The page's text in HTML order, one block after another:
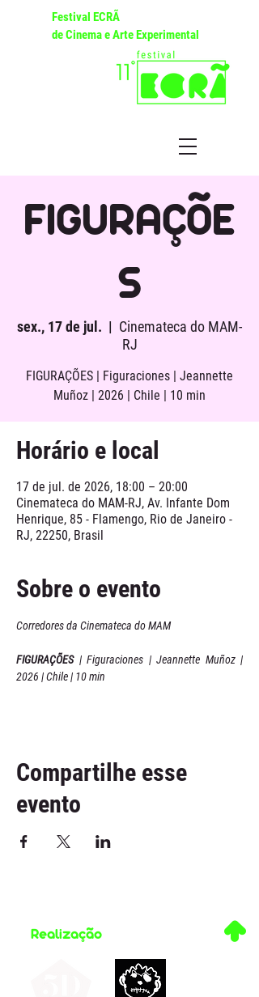
Festival ECRÃ
de Cinema e Arte Experimental
FIGURAÇÕE
S
sex., 17 de jul.
  |
Cinemateca do MAM-
RJ
FIGURAÇÕES | Figuraciones | Jeannette
Muñoz | 2026 | Chile | 10 min
Horário e local
17 de jul. de 2026, 18:00 – 20:00
Cinemateca do MAM-RJ, Av. Infante Dom
Henrique, 85 - Flamengo, Rio de Janeiro -
RJ, 22250, Brasil
Sobre o evento
Corredores da Cinemateca do MAM
FIGURAÇÕES | Figuraciones | Jeannette Muñoz |
2026 | Chile | 10 min
Compartilhe esse
evento
Realização .